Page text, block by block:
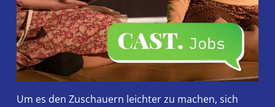
Um es den Zuschauern leichter zu machen, sich